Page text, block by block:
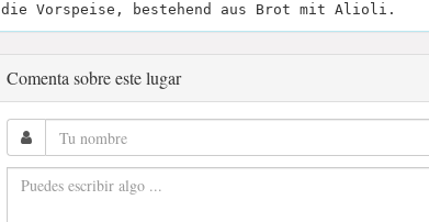
die Vorspeise, bestehend aus Brot mit Alioli.
Comenta sobre este lugar